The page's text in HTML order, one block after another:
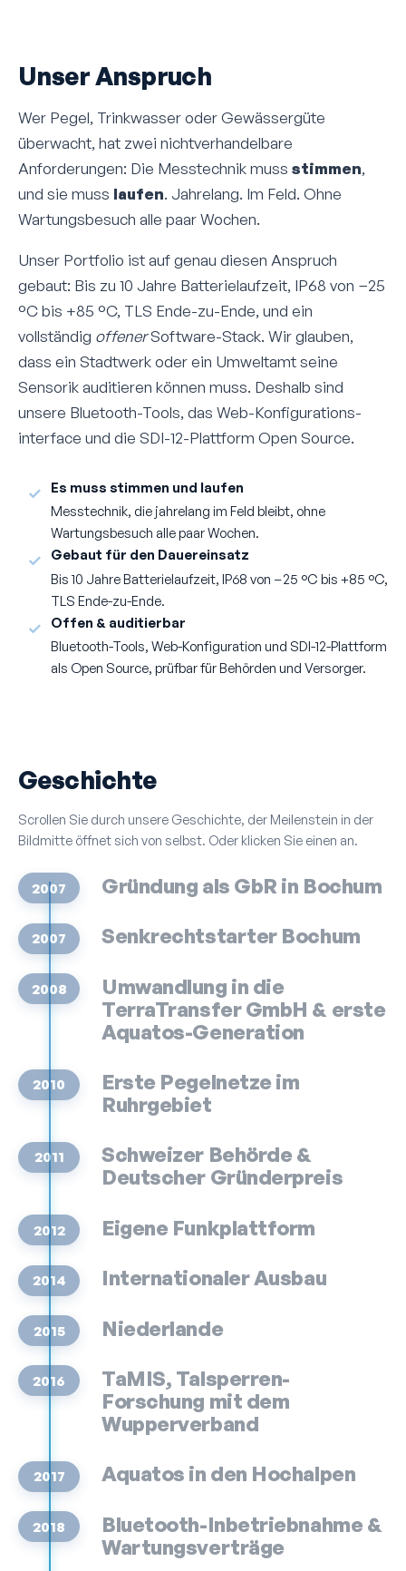
Unser Anspruch
Wer Pegel, Trinkwasser oder Gewässer­güte
überwacht, hat zwei nicht­verhandelbare
Anforderungen: Die Mess­technik muss stimmen,
und sie muss laufen. Jahre­lang. Im Feld. Ohne
Wartungs­besuch alle paar Wochen.
Unser Portfolio ist auf genau diesen Anspruch
gebaut: Bis zu 10 Jahre Batterie­laufzeit, IP68 von −25
°C bis +85 °C, TLS Ende-zu-Ende, und ein
vollständig offenerSoftware-Stack. Wir glauben,
dass ein Stadtwerk oder ein Umweltamt seine
Sensorik auditieren können muss. Deshalb sind
unsere Bluetooth-Tools, das Web-Konfigurations­
interface und die SDI-12-Plattform Open Source.
Es muss stimmen und laufen
Messtechnik, die jahrelang im Feld bleibt, ohne
Wartungsbesuch alle paar Wochen.
Gebaut für den Dauereinsatz
Bis 10 Jahre Batterielaufzeit, IP68 von −25 °C bis +85 °C,
TLS Ende-zu-Ende.
Offen & auditierbar
Bluetooth-Tools, Web-Konfiguration und SDI-12-Plattform
als Open Source, prüfbar für Behörden und Versorger.
Geschichte
Scrollen Sie durch unsere Geschichte, der Meilenstein in der
Bildmitte öffnet sich von selbst. Oder klicken Sie einen an.
2007 Gründung als GbR in Bochum
2007 Senkrechtstarter Bochum
2008
Umwandlung in die
TerraTransfer GmbH & erste
Aquatos-Generation
2010
Erste Pegelnetze im
Ruhrgebiet
2011
Schweizer Behörde &
Deutscher Gründerpreis
2012 Eigene Funkplattform
2014 Internationaler Ausbau
2015 Niederlande
2016
TaMIS, Talsperren-
Forschung mit dem
Wupperverband
2017 Aquatos in den Hochalpen
2018
Bluetooth-Inbetriebnahme &
Wartungs­verträge